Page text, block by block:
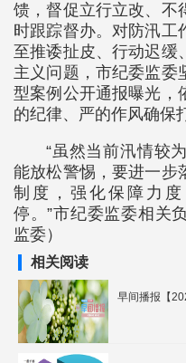
馈，督促立行立改、不
时跟踪督办。对防汛工
至推诿扯皮、行动迟缓
主义问题，市纪委监委
型案例公开通报曝光，
的纪律、严的作风确保
“虽然当前汛情较
能放松警惕，要进一步
制度，强化保障力
停。”市纪委监委相关
监委）
相关阅读
早间播报【